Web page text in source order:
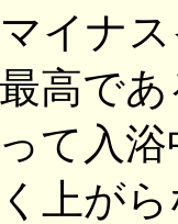
イナ
高で
て入
上が